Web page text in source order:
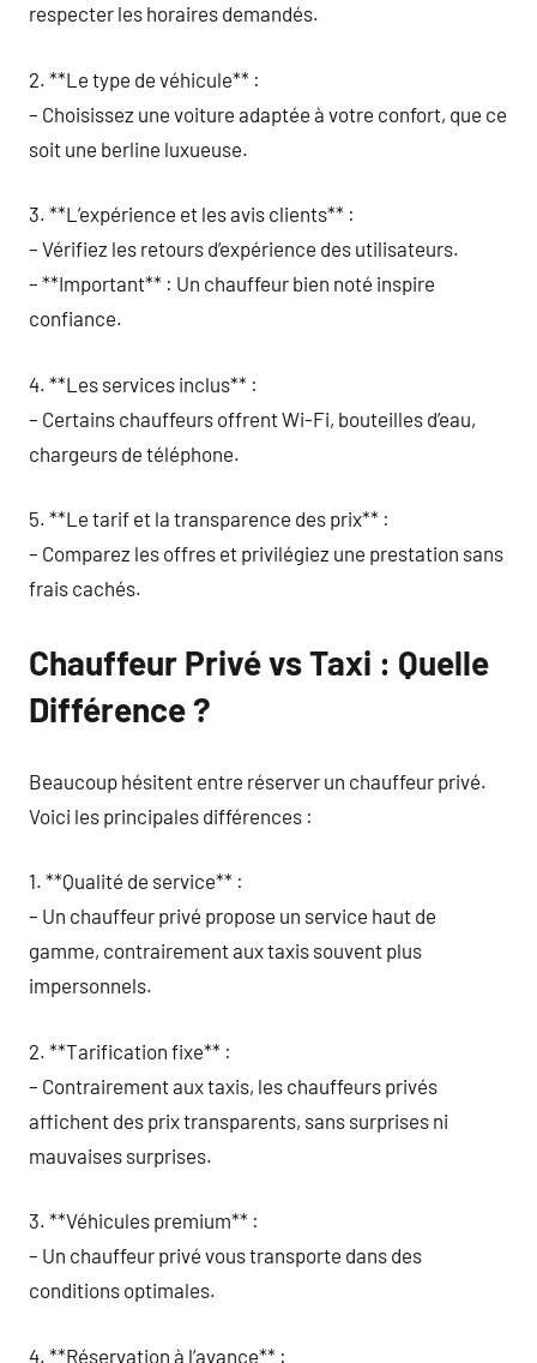
respecter les horaires demandés.
2. **Le type de véhicule** :
– Choisissez une voiture adaptée à votre confort, que ce
soit une berline luxueuse.
3. **L’expérience et les avis clients** :
– Vérifiez les retours d’expérience des utilisateurs.
– **Important** : Un chauffeur bien noté inspire
confiance.
4. **Les services inclus** :
– Certains chauffeurs offrent Wi-Fi, bouteilles d’eau,
chargeurs de téléphone.
5. **Le tarif et la transparence des prix** :
– Comparez les offres et privilégiez une prestation sans
frais cachés.
Chauffeur Privé vs Taxi : Quelle
Différence ?
Beaucoup hésitent entre réserver un chauffeur privé.
Voici les principales différences :
1. **Qualité de service** :
– Un chauffeur privé propose un service haut de
gamme, contrairement aux taxis souvent plus
impersonnels.
2. **Tarification fixe** :
– Contrairement aux taxis, les chauffeurs privés
affichent des prix transparents, sans surprises ni
mauvaises surprises.
3. **Véhicules premium** :
– Un chauffeur privé vous transporte dans des
conditions optimales.
4. **Réservation à l’avance** :